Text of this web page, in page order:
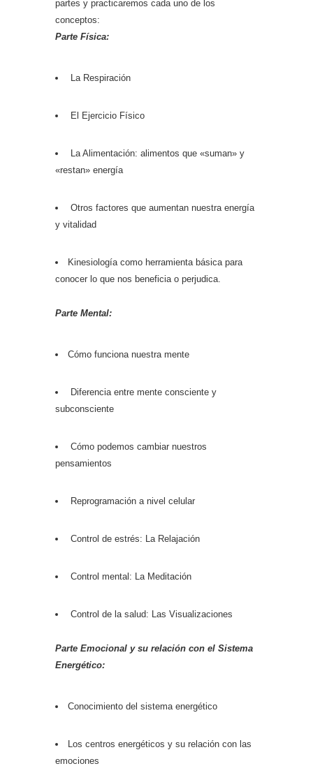
partes y practicaremos cada uno de los
conceptos:
Parte Física:
La Respiración
El Ejercicio Físico
La Alimentación: alimentos que «suman» y
«restan» energía
Otros factores que aumentan nuestra energía
y vitalidad
Kinesiología como herramienta básica para
conocer lo que nos beneficia o perjudica.
Parte Mental:
Cómo funciona nuestra mente
Diferencia entre mente consciente y
subconsciente
Cómo podemos cambiar nuestros
pensamientos
Reprogramación a nivel celular
Control de estrés: La Relajación
Control mental: La Meditación
Control de la salud: Las Visualizaciones
Parte Emocional y su relación con el Sistema
Energético:
Conocimiento del sistema energético
Los centros energéticos y su relación con las
emociones